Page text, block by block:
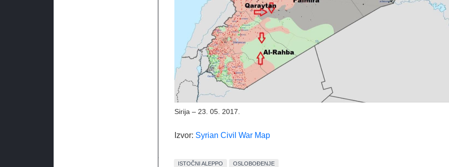
Sirija – 23. 05. 2017.
Izvor: Syrian Civil War Map
ISTOČNI ALEPPO OSLOBOĐENJE